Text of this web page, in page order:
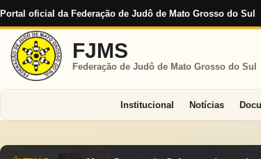
Portal oficial da Federação de Judô de Mato Grosso do Sul
FJMS
Federação de Judô de Mato Grosso do Sul
Institucional Notícias